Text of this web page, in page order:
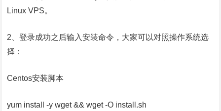
Linux VPS。
2、登录成功之后输入安装命令，大家可以对照操作系统选
择：
Centos安装脚本
yum install -y wget && wget -O install.sh